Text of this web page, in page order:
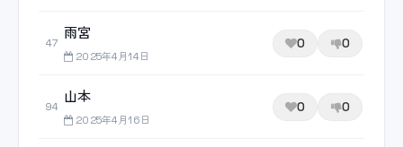
47
雨宮
2025年4月14日
0 0
94
山本
2025年4月16日
0 0